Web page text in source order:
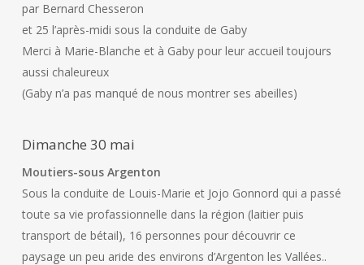
par Bernard Chesseron
et 25 l’après-midi sous la conduite de Gaby
Merci à Marie-Blanche et à Gaby pour leur accueil toujours
aussi chaleureux
(Gaby n’a pas manqué de nous montrer ses abeilles)
Dimanche 30 mai
Moutiers-sous Argenton
Sous la conduite de Louis-Marie et Jojo Gonnord qui a passé
toute sa vie profassionnelle dans la région (laitier puis
transport de bétail), 16 personnes pour découvrir ce
paysage un peu aride des environs d’Argenton les Vallées..